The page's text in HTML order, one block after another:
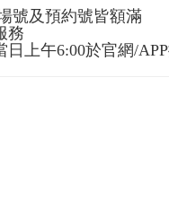
及預約號皆額滿
務
上午6:00於官網/